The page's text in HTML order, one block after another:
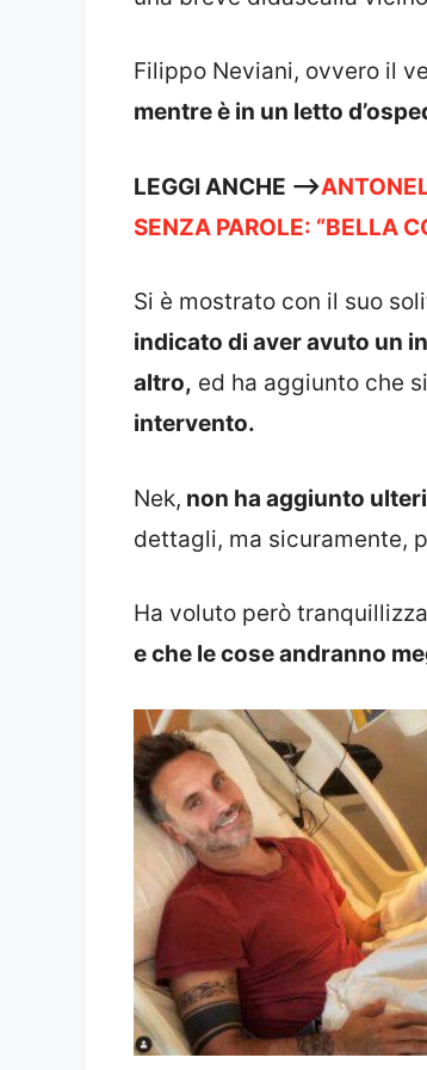
Filippo Neviani, ovvero il
mentre è in un letto
LEGGI ANCHE —->
SENZA PAROLE: “BELLA
Si è mostrato con il suo
indicato di aver avuto un
altro, ed ha aggiunto che
intervento.
Nek, non ha aggiunto
dettagli, ma sicuramente,
Ha voluto però
e che le cose andranno